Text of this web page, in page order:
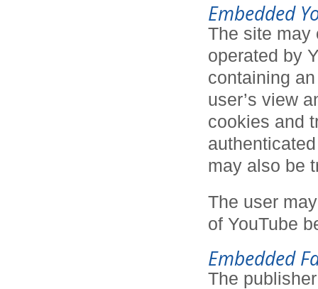
Embedded
The site may
operated by
containing
user’s view
cookies and
may also be
The user
of YouTube
Embedded
The